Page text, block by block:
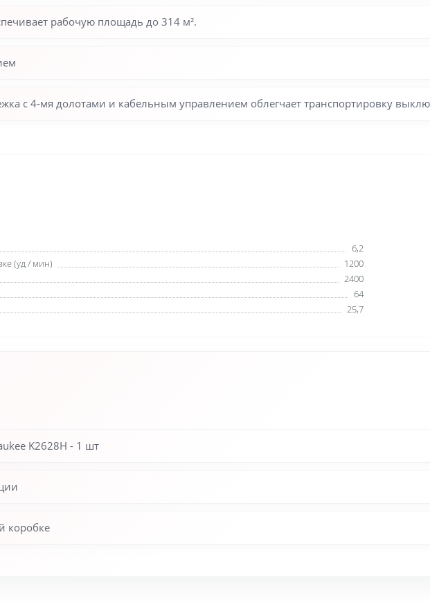
рабочую площадь до 314 м².
с 4-мя долотами и кабельным управлением облегчает транспортировку
6,2
(уд / мин)
1200
2400
64
25,7
K2628H - 1 шт
коробке